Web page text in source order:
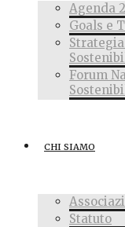
Agenda
Goals e
Forum
CHI SIAMO
Statuto